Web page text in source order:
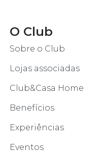
O Club
Sobre o Club
Lojas associadas
Club&Casa Home
Benefícios
Experiências
Eventos